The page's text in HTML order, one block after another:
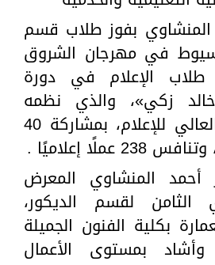
المنشاوي بفوز طلاب قسم
أسيوط في مهرجان الشروق
طلاب الإعلام في دورة
خالد زكي»، والذي نظمه
المعهد الدولي العالي للإعلام، بمشاركة 40
إعلاميًا .
أحمد المنشاوي المعرض
الثامن لقسم الديكور،
بكلية الفنون الجميلة
بمستوى الأعمال